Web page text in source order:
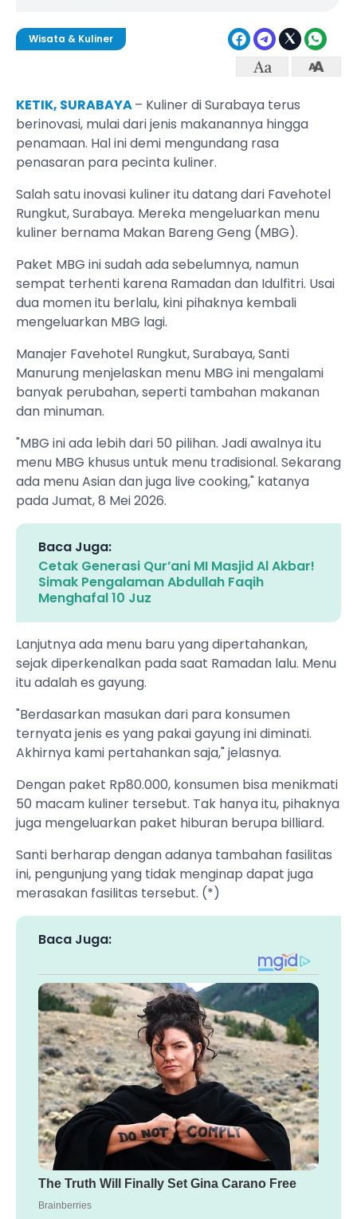
Wisata & Kuliner
KETIK, SURABAYA– Kuliner di Surabaya terus
berinovasi, mulai dari jenis makanannya hingga
penamaan. Hal ini demi mengundang rasa
penasaran para pecinta kuliner.
Salah satu inovasi kuliner itu datang dari Favehotel
Rungkut, Surabaya. Mereka mengeluarkan menu
kuliner bernama Makan Bareng Geng (MBG).
Paket MBG ini sudah ada sebelumnya, namun
sempat terhenti karena Ramadan dan Idulfitri. Usai
dua momen itu berlalu, kini pihaknya kembali
mengeluarkan MBG lagi.
Manajer Favehotel Rungkut, Surabaya, Santi
Manurung menjelaskan menu MBG ini mengalami
banyak perubahan, seperti tambahan makanan
dan minuman.
"MBG ini ada lebih dari 50 pilihan. Jadi awalnya itu
menu MBG khusus untuk menu tradisional. Sekarang
ada menu Asian dan juga live cooking," katanya
pada Jumat, 8 Mei 2026.
Baca Juga:
Cetak Generasi Qur’ani MI Masjid Al Akbar!
Simak Pengalaman Abdullah Faqih
Menghafal 10 Juz
Lanjutnya ada menu baru yang dipertahankan,
sejak diperkenalkan pada saat Ramadan lalu. Menu
itu adalah es gayung.
"Berdasarkan masukan dari para konsumen
ternyata jenis es yang pakai gayung ini diminati.
Akhirnya kami pertahankan saja," jelasnya.
Dengan paket Rp80.000, konsumen bisa menikmati
50 macam kuliner tersebut. Tak hanya itu, pihaknya
juga mengeluarkan paket hiburan berupa billiard.
Santi berharap dengan adanya tambahan fasilitas
ini, pengunjung yang tidak menginap dapat juga
merasakan fasilitas tersebut. (*)
Baca Juga: